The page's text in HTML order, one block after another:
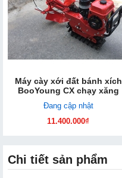
Máy cày xới đất bánh xích
BooYoung CX chạy xăng
Đang cập nhật
11.400.000₫
Chi tiết sản phẩm